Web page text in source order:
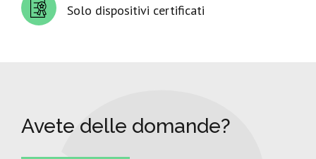
Solo dispositivi certificati
Avete delle domande?